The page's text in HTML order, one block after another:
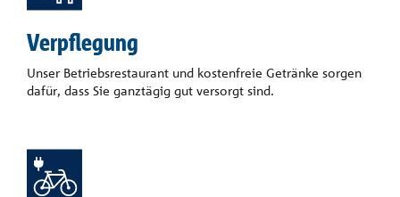
Verpflegung
Unser Betriebsrestaurant und kostenfreie Getränke sorgen
dafür, dass Sie ganztägig gut versorgt sind.